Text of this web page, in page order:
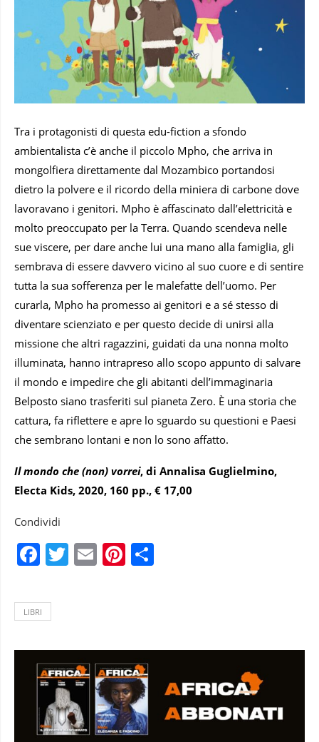
Tra i protagonisti di questa edu-fiction a sfondo
ambientalista c’è anche il piccolo Mpho, che arriva in
mongolfiera direttamente dal Mozambico portandosi
dietro la polvere e il ricordo della miniera di carbone dove
lavoravano i genitori. Mpho è affascinato dall’elettricità e
molto preoccupato per la Terra. Quando scendeva nelle
sue viscere, per dare anche lui una mano alla famiglia, gli
sembrava di essere davvero vicino al suo cuore e di sentire
tutta la sua sofferenza per le malefatte dell’uomo. Per
curarla, Mpho ha promesso ai genitori e a sé stesso di
diventare scienziato e per questo decide di unirsi alla
missione che altri ragazzini, guidati da una nonna molto
illuminata, hanno intrapreso allo scopo appunto di salvare
il mondo e impedire che gli abitanti dell’immaginaria
Belposto siano trasferiti sul pianeta Zero. È una storia che
cattura, fa riflettere e apre lo sguardo su questioni e Paesi
che sembrano lontani e non lo sono affatto.
Il mondo che (non) vorrei, di Annalisa Guglielmino,
Electa Kids, 2020, 160 pp., € 17,00
Condividi
Facebook
Twitter
EmailPinterest
LIBRI